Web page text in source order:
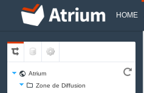
HOME
Atrium
Zone de Diffusion